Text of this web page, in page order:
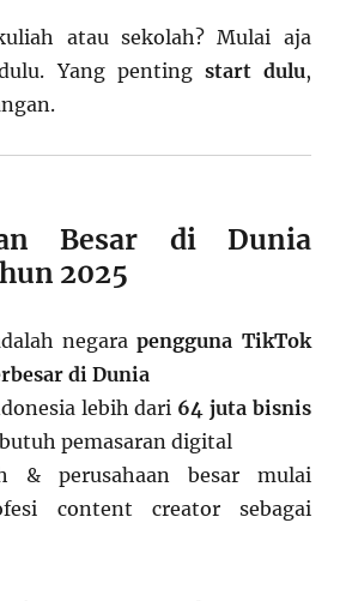
atau sekolah? Mulai aja
Yang penting start dulu,
Besar di Dunia
2025
negarapengguna TikTok
di Dunia
lebih dari 64 juta bisnis
pemasaran digital
& perusahaan besar mulai
content creator sebagai